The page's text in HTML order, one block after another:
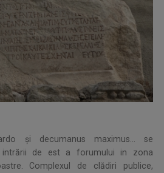
și decumanus maximus… se
intrării de est a forumului in zona
Complexul de clădiri publice,